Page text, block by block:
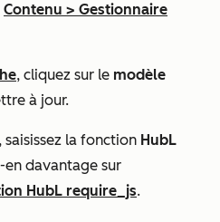
Contenu > Gestionnaire
, cliquez sur le modèle
à jour.
, saisissez la fonction HubL
en davantage sur
HubL require_js.